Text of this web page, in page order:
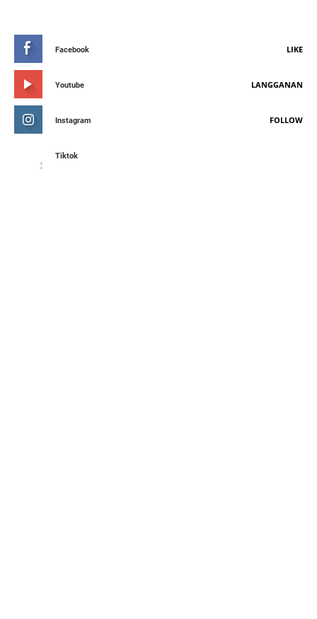
Facebook LIKE
Youtube LANGGANAN
Instagram FOLLOW
Tiktok